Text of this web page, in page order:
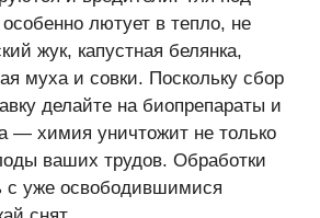
лютует в тепло, не
жук, капустная белянка,
муха и совки. Поскольку сбор
делайте на биопрепараты и
— химия уничтожит не только
ваших трудов. Обработки
с уже освободившимися